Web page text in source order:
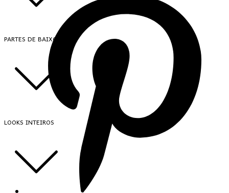
PARTES DE BAIXO
LOOKS INTEIROS